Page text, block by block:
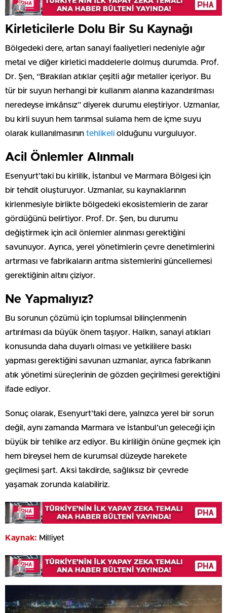
Kirleticilerle Dolu Bir Su Kaynağı
Bölgedeki dere, artan sanayi faaliyetleri nedeniyle ağır
metal ve diğer kirletici maddelerle dolmuş durumda. Prof.
Dr. Şen, “Bırakılan atıklar çeşitli ağır metaller içeriyor. Bu
tür bir suyun herhangi bir kullanım alanına kazandırılması
neredeyse imkânsız” diyerek durumu eleştiriyor. Uzmanlar,
bu kirli suyun hem tarımsal sulama hem de içme suyu
olarak kullanılmasının tehlikeli olduğunu vurguluyor.
Acil Önlemler Alınmalı
Esenyurt’taki bu kirlilik, İstanbul ve Marmara Bölgesi için
bir tehdit oluşturuyor. Uzmanlar, su kaynaklarının
kirlenmesiyle birlikte bölgedeki ekosistemlerin de zarar
gördüğünü belirtiyor. Prof. Dr. Şen, bu durumu
değiştirmek için acil önlemler alınması gerektiğini
savunuyor. Ayrıca, yerel yönetimlerin çevre denetimlerini
artırması ve fabrikaların arıtma sistemlerini güncellemesi
gerektiğinin altını çiziyor.
Ne Yapmalıyız?
Bu sorunun çözümü için toplumsal bilinçlenmenin
artırılması da büyük önem taşıyor. Halkın, sanayi atıkları
konusunda daha duyarlı olması ve yetkililere baskı
yapması gerektiğini savunan uzmanlar, ayrıca fabrikanın
atık yönetimi süreçlerinin de gözden geçirilmesi gerektiğini
ifade ediyor.
Sonuç olarak, Esenyurt’taki dere, yalnızca yerel bir sorun
değil, aynı zamanda Marmara ve İstanbul’un geleceği için
büyük bir tehlike arz ediyor. Bu kirliliğin önüne geçmek için
hem bireysel hem de kurumsal düzeyde harekete
geçilmesi şart. Aksi takdirde, sağlıksız bir çevrede
yaşamak zorunda kalabiliriz.
Kaynak: Milliyet